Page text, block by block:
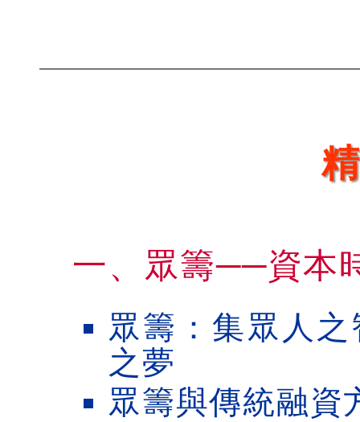
一、眾籌──資本
眾籌：集眾人
之夢
眾籌與傳統融資